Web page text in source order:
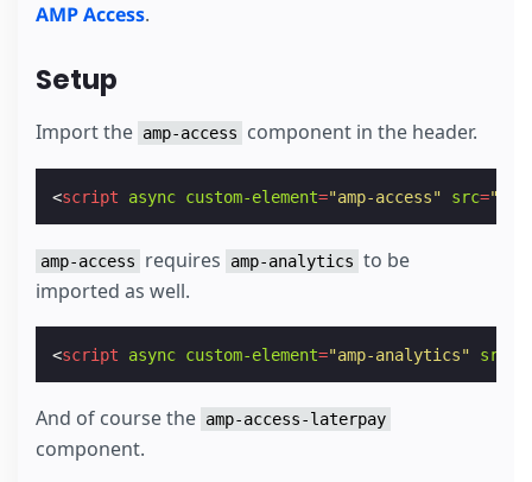
AMP Access.
Setup
Import the amp-access component in the header.
<script async custom-element="amp-access" src=
amp-access requires amp-analytics to be
imported as well.
<script async custom-element="amp-analytics" src
And of course the amp-access-laterpay
component.